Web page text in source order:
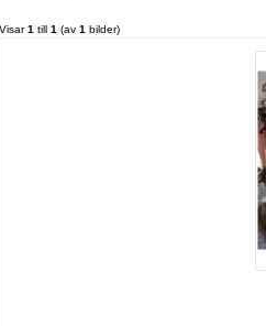
Visar1 till 1 (av 1 bilder)